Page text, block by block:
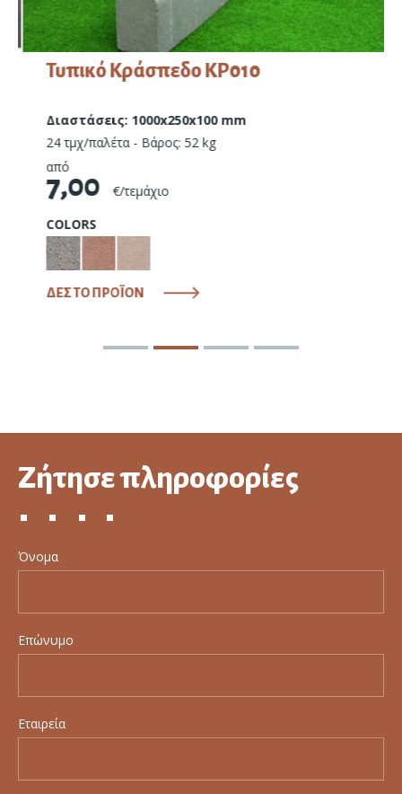
Τυπικό Κράσπεδο ΚΡ010
Διαστάσεις: 1000x250x100 mm
24 τμχ/παλέτα - Βάρος: 52 kg
από
7,00
€/τεμάχιο
COLORS
ΔΕΣ ΤΟ ΠΡΟΪΟΝ
Ζήτησε πληροφορίες
Όνομα
Επώνυμο
Εταιρεία